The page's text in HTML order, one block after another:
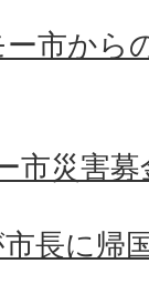
市から
市災害
長に帰